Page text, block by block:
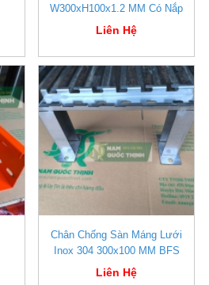
W300xH100x1.2 MM Có Nắp
Liên Hệ
Chân Chống Sàn Máng Lưới
Inox 304 300x100 MM BFS
Liên Hệ